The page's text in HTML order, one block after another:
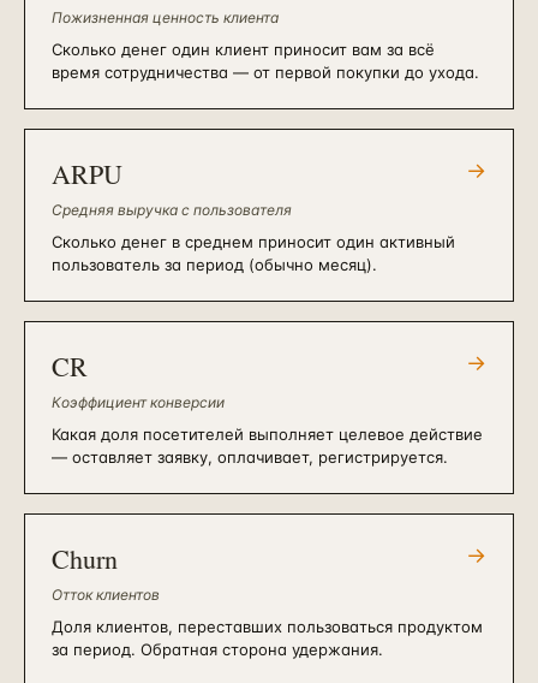
Пожизненная ценность клиента
Сколько денег один клиент приносит вам за всё
время сотрудничества — от первой покупки до ухода.
ARPU
Средняя выручка с пользователя
Сколько денег в среднем приносит один активный
пользователь за период (обычно месяц).
→
CR
Коэффициент конверсии
Какая доля посетителей выполняет целевое действие
— оставляет заявку, оплачивает, регистрируется.
→
Churn
Отток клиентов
Доля клиентов, переставших пользоваться продуктом
за период. Обратная сторона удержания.
→